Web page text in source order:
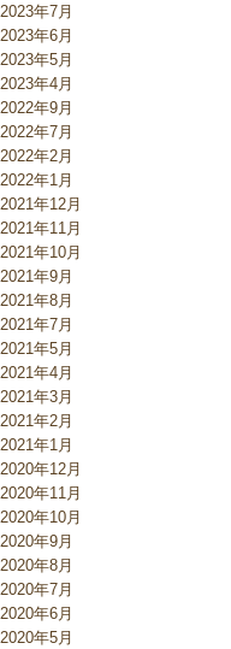
2023年7月
2023年6月
2023年5月
2023年4月
2022年9月
2022年7月
2022年2月
2022年1月
2021年12月
2021年11月
2021年10月
2021年9月
2021年8月
2021年7月
2021年5月
2021年4月
2021年3月
2021年2月
2021年1月
2020年12月
2020年11月
2020年10月
2020年9月
2020年8月
2020年7月
2020年6月
2020年5月